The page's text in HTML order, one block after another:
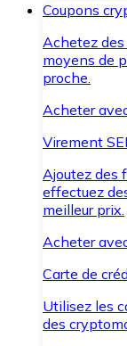
Coupons
Achetez
moyens de
proche.
Acheter
Virement
Ajoutez des
effectuez
meilleur prix.
Acheter
Carte de
Utilisez les
des